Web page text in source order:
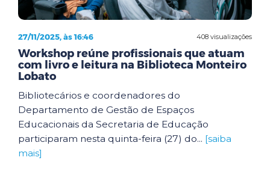
408 visualizações
27/11/2025, às 16:46
Workshop reúne profissionais que atuam
com livro e leitura na Biblioteca Monteiro
Lobato
Bibliotecários e coordenadores do
Departamento de Gestão de Espaços
Educacionais da Secretaria de Educação
participaram nesta quinta-feira (27) do... [saiba
mais]